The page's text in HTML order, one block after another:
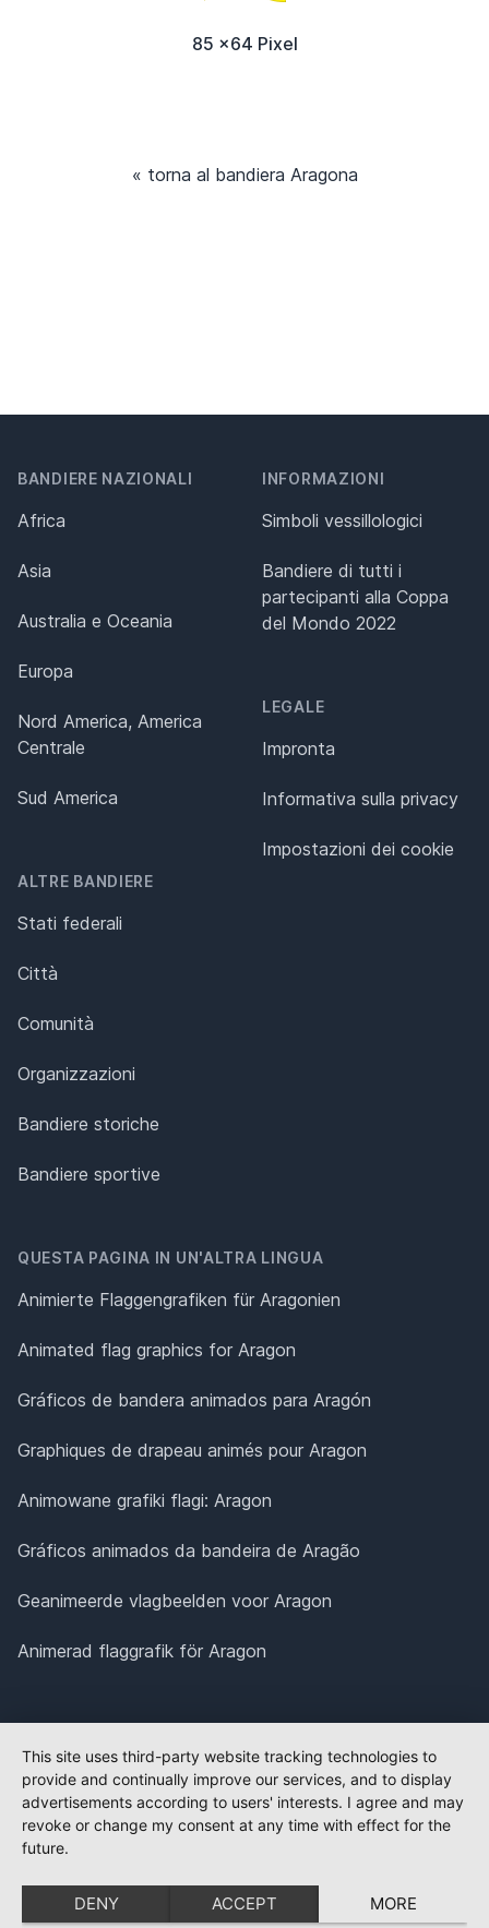
85 x64 Pixel
« torna al bandiera Aragona
BANDIERE NAZIONALI
Africa
Asia
Australia e Oceania
Europa
Nord America, America
Centrale
Sud America
ALTRE BANDIERE
Stati federali
Città
Comunità
Organizzazioni
Bandiere storiche
Bandiere sportive
INFORMAZIONI
Simboli vessillologici
Bandiere di tutti i
partecipanti alla Coppa
del Mondo 2022
LEGALE
Impronta
Informativa sulla privacy
Impostazioni dei cookie
QUESTA PAGINA IN UN'ALTRA LINGUA
Animierte Flaggengrafiken für Aragonien
Animated flag graphics for Aragon
Gráficos de bandera animados para Aragón
Graphiques de drapeau animés pour Aragon
Animowane grafiki flagi: Aragon
Gráficos animados da bandeira de Aragão
Geanimeerde vlagbeelden voor Aragon
Animerad flaggrafik för Aragon
This site uses third-party website tracking technologies to
provide and continually improve our services, and to display
advertisements according to users' interests. I agree and may
revoke or change my consent at any time with effect for the
future.
DENY ACCEPT MORE